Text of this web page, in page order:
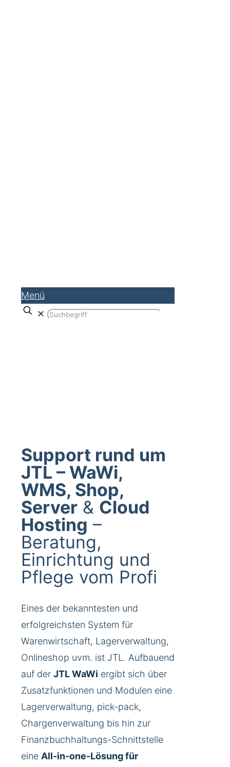
Menü
✕
Support rund um
JTL – WaWi,
WMS, Shop,
Server & Cloud
Hosting –
Beratung,
Einrichtung und
Pflege vom Profi
Eines der bekanntesten und
erfolgreichsten System für
Warenwirtschaft, Lagerverwaltung,
Onlineshop uvm. ist JTL. Aufbauend
auf der JTL WaWi ergibt sich über
Zusatzfunktionen und Modulen eine
Lagerverwaltung, pick-pack,
Chargenverwaltung bis hin zur
Finanzbuchhaltungs-Schnittstelle
eine All-in-one-Lösung für